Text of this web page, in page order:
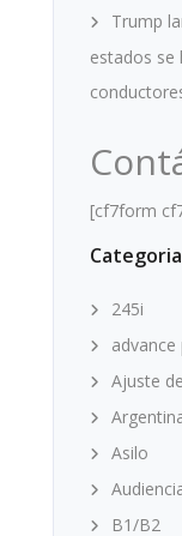
Trump
estados se
[cf7form
245i
advance
Ajuste
Asilo
B1/B2